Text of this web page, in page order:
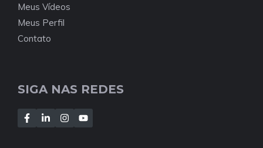
Meus Vídeos
Meus Perfil
Contato
SIGA NAS REDES